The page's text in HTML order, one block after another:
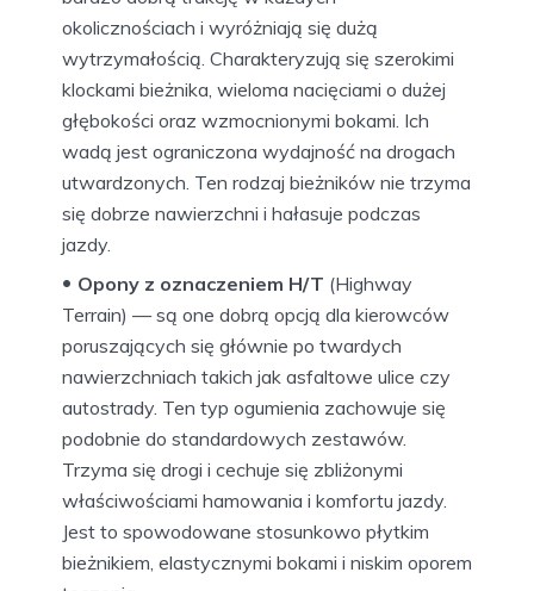
okolicznościach i wyróżniają się dużą
wytrzymałością. Charakteryzują się szerokimi
klockami bieżnika, wieloma nacięciami o dużej
głębokości oraz wzmocnionymi bokami. Ich
wadą jest ograniczona wydajność na drogach
utwardzonych. Ten rodzaj bieżników nie trzyma
się dobrze nawierzchni i hałasuje podczas
jazdy.
Opony z oznaczeniem H/T (Highway
Terrain) — są one dobrą opcją dla kierowców
poruszających się głównie po twardych
nawierzchniach takich jak asfaltowe ulice czy
autostrady. Ten typ ogumienia zachowuje się
podobnie do standardowych zestawów.
Trzyma się drogi i cechuje się zbliżonymi
właściwościami hamowania i komfortu jazdy.
Jest to spowodowane stosunkowo płytkim
bieżnikiem, elastycznymi bokami i niskim oporem